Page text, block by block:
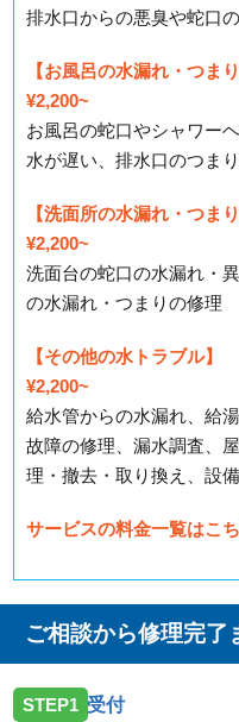
排水口からの悪臭や蛇口
【お風呂の水漏れ・つまり
¥2,200~
お風呂の蛇口やシャワー
水が遅い、排水口のつま
【洗面所の水漏れ・つまり
¥2,200~
洗面台の蛇口の水漏れ・
の水漏れ・つまりの修理
【その他の水トラブル】
¥2,200~
給水管からの水漏れ、給
故障の修理、漏水調査、
理・撤去・取り換え、設
サービスの料金一覧はこ
ご相談から修理完了
STEP1 受付